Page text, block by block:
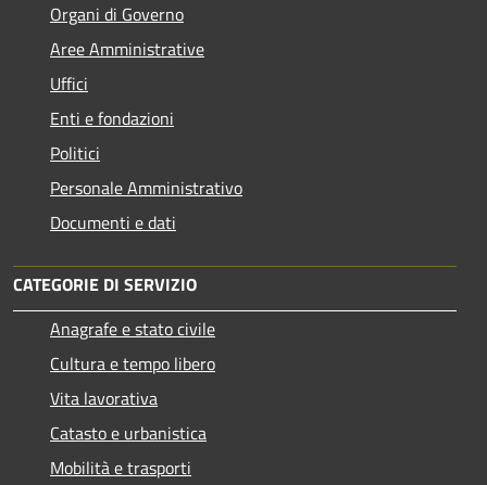
Organi di Governo
Aree Amministrative
Uffici
Enti e fondazioni
Politici
Personale Amministrativo
Documenti e dati
CATEGORIE DI SERVIZIO
Anagrafe e stato civile
Cultura e tempo libero
Vita lavorativa
Catasto e urbanistica
Mobilità e trasporti